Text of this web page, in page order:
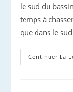
le sud du
temps à
que dans le sud.
Continuer La